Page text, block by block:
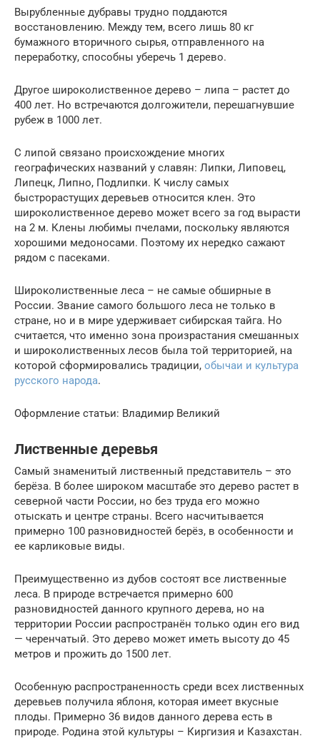
Вырубленные дубравы трудно поддаются
восстановлению. Между тем, всего лишь 80 кг
бумажного вторичного сырья, отправленного на
переработку, способны уберечь 1 дерево.
Другое широколиственное дерево – липа – растет до
400 лет. Но встречаются долгожители, перешагнувшие
рубеж в 1000 лет.
С липой связано происхождение многих
географических названий у славян: Липки, Липовец,
Липецк, Липно, Подлипки. К числу самых
быстрорастущих деревьев относится клен. Это
широколиственное дерево может всего за год вырасти
на 2 м. Клены любимы пчелами, поскольку являются
хорошими медоносами. Поэтому их нередко сажают
рядом с пасеками.
Широколиственные леса – не самые обширные в
России. Звание самого большого леса не только в
стране, но и в мире удерживает сибирская тайга. Но
считается, что именно зона произрастания смешанных
и широколиственных лесов была той территорией, на
которой сформировались традиции, обычаи и культура
русского народа.
Оформление статьи: Владимир Великий
Лиственные деревья
Самый знаменитый лиственный представитель – это
берёза. В более широком масштабе это дерево растет в
северной части России, но без труда его можно
отыскать и центре страны. Всего насчитывается
примерно 100 разновидностей берёз, в особенности и
ее карликовые виды.
Преимущественно из дубов состоят все лиственные
леса. В природе встречается примерно 600
разновидностей данного крупного дерева, но на
территории России распространён только один его вид
— черенчатый. Это дерево может иметь высоту до 45
метров и прожить до 1500 лет.
Особенную распространенность среди всех лиственных
деревьев получила яблоня, которая имеет вкусные
плоды. Примерно 36 видов данного дерева есть в
природе. Родина этой культуры – Киргизия и Казахстан.